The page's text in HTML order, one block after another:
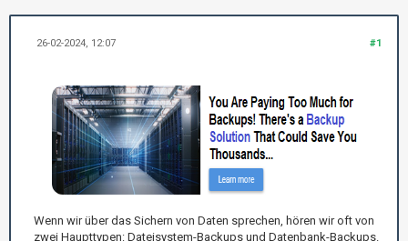
#1
26-02-2024, 12:07
Wenn wir über das Sichern von Daten sprechen, hören wir oft von
zwei Haupttypen: Dateisystem-Backups und Datenbank-Backups.